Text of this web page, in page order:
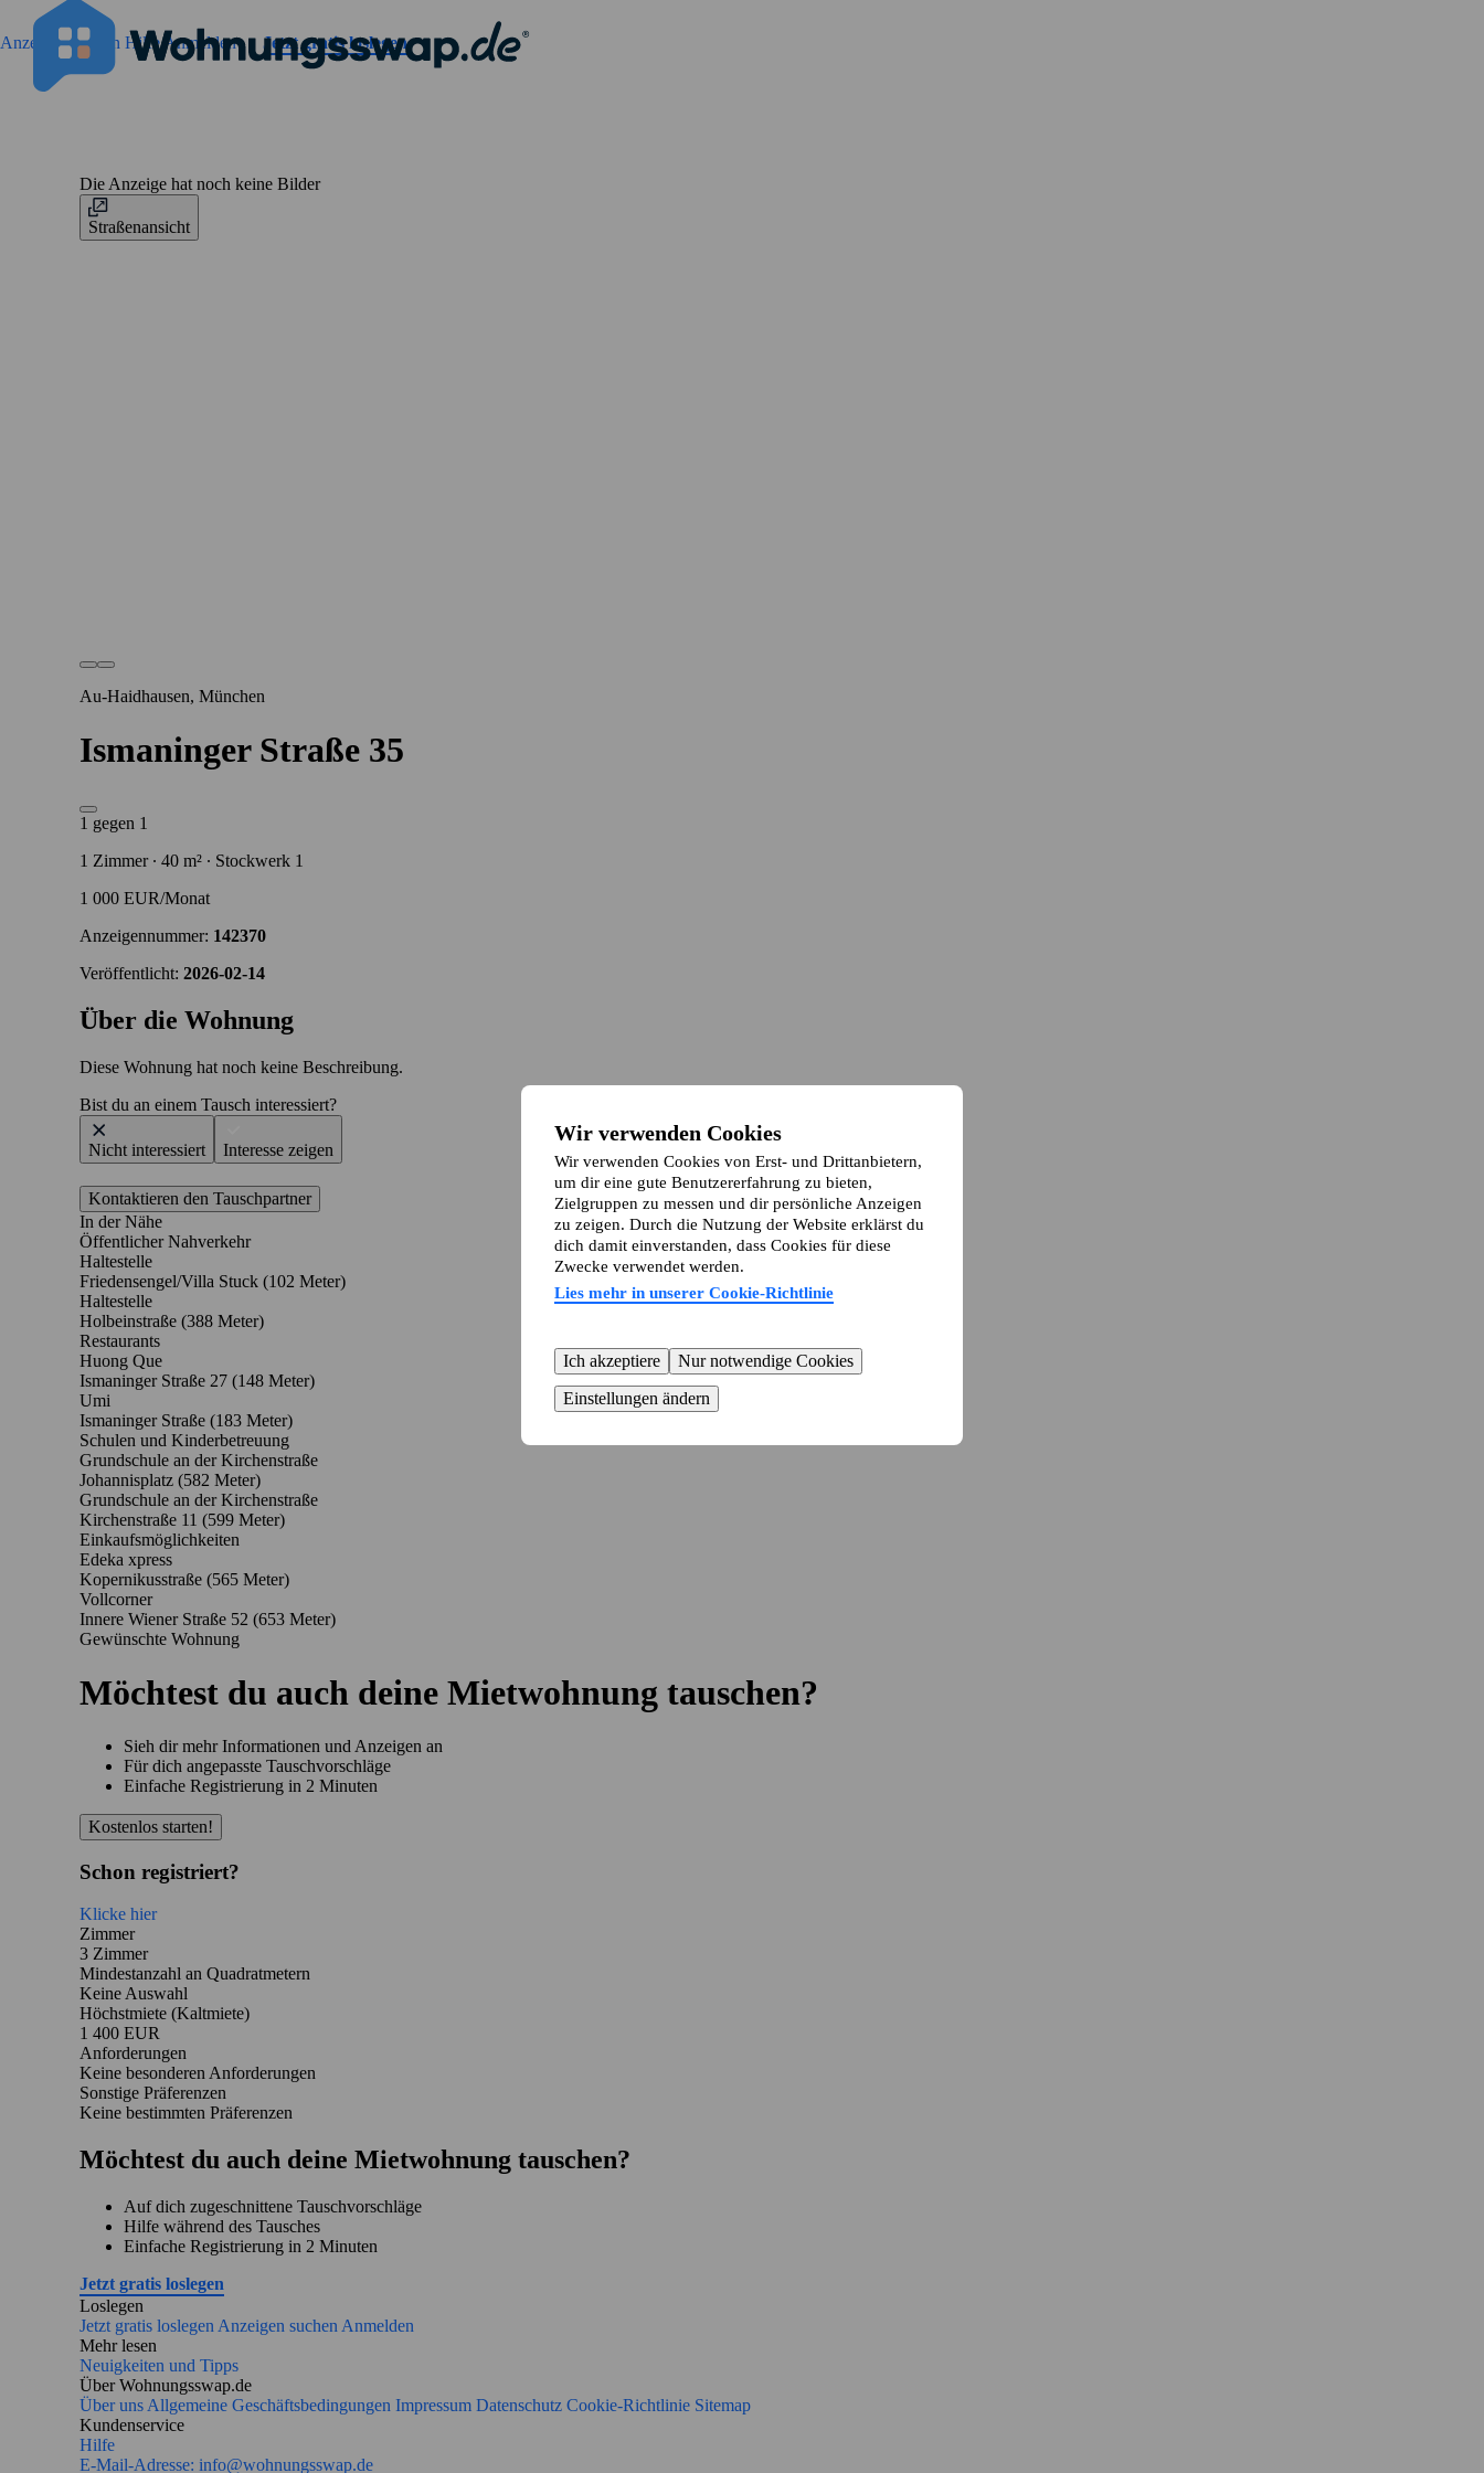
Geh zu der Seiteinhalt
Wir verwenden Cookies
Wir verwenden Cookies von Erst- und Drittanbietern,
um dir eine gute Benutzererfahrung zu bieten,
Zielgruppen zu messen und dir persönliche Anzeigen
zu zeigen. Durch die Nutzung der Website erklärst du
dich damit einverstanden, dass Cookies für diese
Zwecke verwendet werden.
Lies mehr in unserer Cookie-Richtlinie
Ich akzeptiere
Nur notwendige Cookies
Einstellungen ändern
Anzeigen suchen Hilfe Anmelden Jetzt gratis loslegen
Die Anzeige hat noch keine Bilder
Straßenansicht
Au-Haidhausen, München
Ismaninger Straße 35
1 gegen 1
1 Zimmer ∙ 40 m² ∙ Stockwerk 1
1 000 EUR/Monat
Anzeigennummer: 142370
Veröffentlicht: 2026-02-14
Über die Wohnung
Diese Wohnung hat noch keine Beschreibung.
Bist du an einem Tausch interessiert?
Nicht interessiert Interesse zeigen
Kontaktieren den Tauschpartner
In der Nähe
Öffentlicher Nahverkehr
Haltestelle
Friedensengel/Villa Stuck (102 Meter)
Haltestelle
Holbeinstraße (388 Meter)
Restaurants
Huong Que
Ismaninger Straße 27 (148 Meter)
Umi
Ismaninger Straße (183 Meter)
Schulen und Kinderbetreuung
Grundschule an der Kirchenstraße
Johannisplatz (582 Meter)
Grundschule an der Kirchenstraße
Kirchenstraße 11 (599 Meter)
Einkaufsmöglichkeiten
Edeka xpress
Kopernikusstraße (565 Meter)
Vollcorner
Innere Wiener Straße 52 (653 Meter)
Gewünschte Wohnung
Möchtest du auch deine Mietwohnung tauschen?
Sieh dir mehr Informationen und Anzeigen an
Für dich angepasste Tauschvorschläge
Einfache Registrierung in 2 Minuten
Kostenlos starten!
Schon registriert?
Klicke hier
Zimmer
3 Zimmer
Mindestanzahl an Quadratmetern
Keine Auswahl
Höchstmiete (Kaltmiete)
1 400 EUR
Anforderungen
Keine besonderen Anforderungen
Sonstige Präferenzen
Keine bestimmten Präferenzen
Möchtest du auch deine Mietwohnung tauschen?
Auf dich zugeschnittene Tauschvorschläge
Hilfe während des Tausches
Einfache Registrierung in 2 Minuten
Jetzt gratis loslegen
Loslegen
Jetzt gratis loslegen Anzeigen suchen Anmelden
Mehr lesen
Neuigkeiten und Tipps
Über Wohnungsswap.de
Über uns Allgemeine Geschäftsbedingungen Impressum Datenschutz Cookie-Richtlinie Sitemap
Kundenservice
Hilfe
E-Mail-Adresse: info@wohnungsswap.de